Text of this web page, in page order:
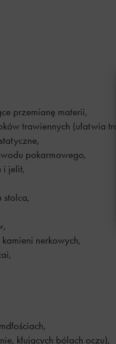
przemianę materii,
trawiennych (ułatwia
pokarmowego,
i jelit,
stolca,
nerkowych,
kłujących bólach oczu),